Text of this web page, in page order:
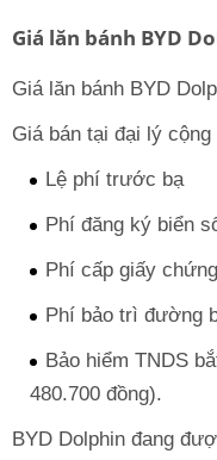
Giá lăn bánh BYD
Giá lăn bánh BYD
Giá bán tại đại lý
Lệ phí trước bạ
Phí đăng ký biển
Phí cấp giấy
Phí bảo trì đường
Bảo hiểm TNDS
480.700 đồng).
BYD Dolphin đang